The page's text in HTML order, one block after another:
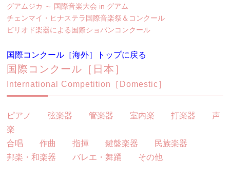
グアムジカ ～ 国際音楽大会 in グアム
チェンマイ・ヒナステラ国際音楽祭＆コンクール
ピリオド楽器による国際ショパンコンクール
国際コンクール［海外］トップに戻る
国際コンクール［日本］
International Competition［Domestic］
ピアノ 弦楽器 管楽器 室内楽 打楽器
声
楽
合唱
作曲 指揮 鍵盤楽器
民族楽器
邦楽・和楽器
バレエ・舞踊 その他